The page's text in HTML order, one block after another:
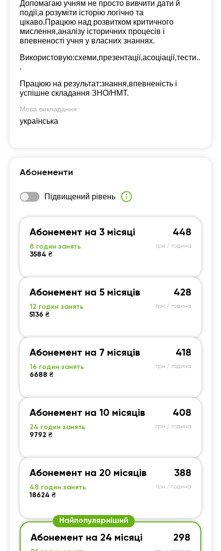
Допомагаю учням не просто вивчити дати й
події,а розуміти історію логічно та
цікаво.Працюю над розвитком критичного
мислення,аналізу історичних процесів і
впевненості учня у власних знаннях.
Використовую:схеми,презентації,асоціації,тести..
.
Працюю на результат:знання,впевненість і
успішне складання ЗНО/НМТ.
Мова викладання:
українська
Абонементи
Підвищений рівень
Абонемент на 3 місяці
8 годин занять
3584 ₴
448
грн / година
Абонемент на 5 місяців
12 годин занять
5136 ₴
428
грн / година
Абонемент на 7 місяців
16 годин занять
6688 ₴
418
грн / година
Абонемент на 10 місяців
24 годин занять
9792 ₴
408
грн / година
Абонемент на 20 місяців
48 годин занять
18624 ₴
388
грн / година
Найпопулярніший
Абонемент на 24 місяці 298